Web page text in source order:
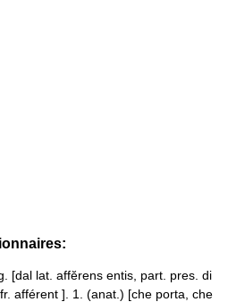
[dal lat. affĕrens entis, part. pres. di
afférent ]. 1. (anat.) [che porta, che